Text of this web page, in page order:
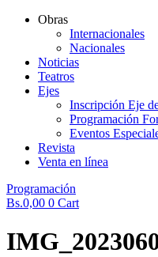
Obras
Internacionales
Nacionales
Noticias
Teatros
Ejes
Inscripción Eje
Programación
Eventos
Revista
Venta en línea
Programación
Bs.0,00 0 Cart